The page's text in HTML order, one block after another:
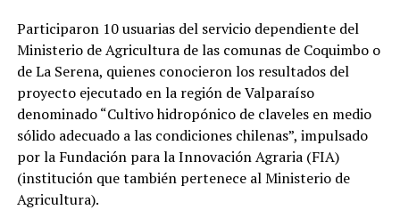
Participaron 10 usuarias del servicio dependiente del
Ministerio de Agricultura de las comunas de Coquimbo o
de La Serena, quienes conocieron los resultados del
proyecto ejecutado en la región de Valparaíso
denominado “Cultivo hidropónico de claveles en medio
sólido adecuado a las condiciones chilenas”, impulsado
por la Fundación para la Innovación Agraria (FIA)
(institución que también pertenece al Ministerio de
Agricultura).